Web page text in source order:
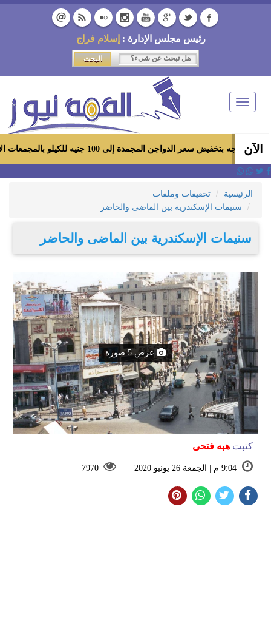
رئيس مجلس الإدارة : إسلام فراج
Toggle
navigation
الآن
المجمدة إلى 100 جنيه للكيلو بالمجمعات الاستهلاكية ومعارض «أهلاً رمضان»
الرئيسية
تحقيقات وملفات
سنيمات الإسكندرية بين الماضى والحاضر
سنيمات الإسكندرية بين الماضى والحاضر
عرض 5 صورة
كتبت هبه فتحى
9:04 م | الجمعة 26 يونيو 2020 7970